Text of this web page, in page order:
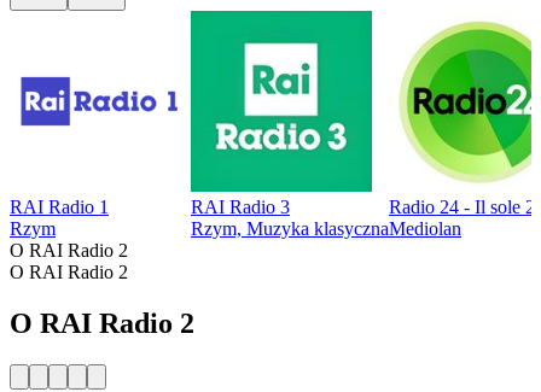
RAI Radio 1
Rzym
RAI Radio 3
Rzym, Muzyka klasyczna
Radio 24 - Il sole
Mediolan
O RAI Radio 2
O RAI Radio 2
O RAI Radio 2